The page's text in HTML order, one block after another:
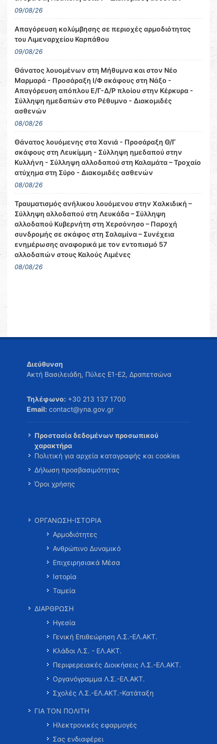
09/08/26
Απαγόρευση κολύμβησης σε περιοχές αρμοδιότητας
του Λιμεναρχείου Καρπάθου
09/08/26
Θάνατος λουομένων στη Μήθυμνα και στον Νέο
Μαρμαρά - Προσάραξη Ι/Φ σκάφους στη Νάξο -
Απαγόρευση απόπλου Ε/Γ-Δ/Ρ πλοίου στην Κέρκυρα -
Σύλληψη ημεδαπών στο Ρέθυμνο - Διακομιδές
ασθενών
08/08/26
Θάνατος λουόμενης στα Χανιά - Προσάραξη Θ/Γ
σκάφους στη Λευκίμμη - Σύλληψη ημεδαπού στην
Κυλλήνη - Σύλληψη αλλοδαπού στη Καλαμάτα – Τροχαίο
ατύχημα στη Σύρο - Διακομιδές ασθενών
08/08/26
Τραυματισμός ανήλικου λουόμενου στην Χαλκιδική –
Σύλληψη αλλοδαπού στη Λευκάδα – Σύλληψη
αλλοδαπού Κυβερνήτη στη Χερσόνησο – Παροχή
συνδρομής σε σκάφος στη Σαλαμίνα – Συνέχεια
ενημέρωσης αναφορικά με τον εντοπισμό 57
αλλοδαπών στους Καλούς Λιμένες
08/08/26
Διεύθυνση
Ακτή Βασιλειάδη, Πύλες Ε1-Ε2, Δραπετσώνα
Τηλέφωνο: +30 213 137 1700
Email: contact@yna.gov.gr
Προστασία δεδομένων προσωπικού
χαρακτήρα
Πολιτική για αρχεία καταγραφής και cookies
Δήλωση προσβασιμότητας
Όροι χρήσης
ΟΡΓΑΝΩΣΗ-ΙΣΤΟΡΙΑ
Αρμοδιότητες
Ανθρώπινο Δυναμικό
Επιχειρησιακά Μέσα
Ιστορία
Ταμεία
ΔΙΑΡΘΡΩΣΗ
Ηγεσία
Γενική Επιθεώρηση Λ.Σ.-ΕΛ.ΑΚΤ.
Κλάδοι Λ.Σ. - ΕΛ.ΑΚΤ.
Περιφερειακές Διοικήσεις Λ.Σ.-ΕΛ.ΑΚΤ.
Οργανόγραμμα Λ.Σ.-ΕΛ.ΑΚΤ.
Σχολές Λ.Σ.-ΕΛ.ΑΚΤ.-Κατάταξη
ΓΙΑ ΤΟΝ ΠΟΛΙΤΗ
Ηλεκτρονικές εφαρμογές
Σας ενδιαφέρει